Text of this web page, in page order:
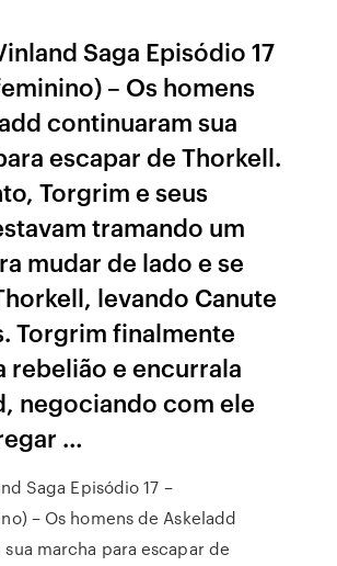
Saga Episódio 17
– Os homens
continuaram sua
escapar de Thorkell.
Torgrim e seus
tramando um
mudar de lado e se
levando Canute
Torgrim finalmente
rebelião e encurrala
negociando com ele
…
Saga Episódio 17 –
– Os homens de Askeladd
marcha para escapar de